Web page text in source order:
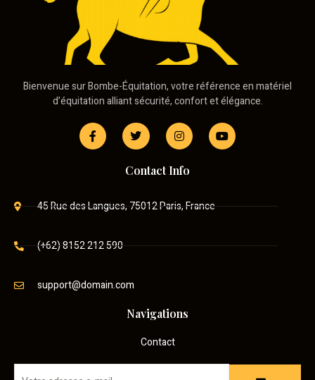
Bienvenue sur Bombe-Équitation, votre référence en matériel
d’équitation alliant sécurité, confort et élégance.
Contact Info
45 Rue des Langues, 75012 Paris, France
(+62) 8152 212 590
support@domain.com
Navigations
Contact